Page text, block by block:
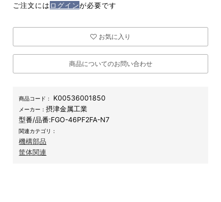
ご注文には ログインが必要です
お気に入り
商品についてのお問い合わせ
商品コード： K00536001850
メーカー：摂津金属工業
型番/品番:FGO-46PF2FA-N7
関連カテゴリ：
機構部品
筐体関連